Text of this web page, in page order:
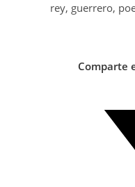
rey, guerrero,
Comparte